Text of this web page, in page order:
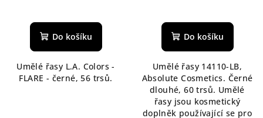
Do košíku
Umělé řasy L.A. Colors -
FLARE - černé, 56 trsů.
Do košíku
Umělé řasy 14110-LB,
Absolute Cosmetics. Černé
dlouhé, 60 trsů. Umělé
řasy jsou kosmetický
doplněk používající se pro